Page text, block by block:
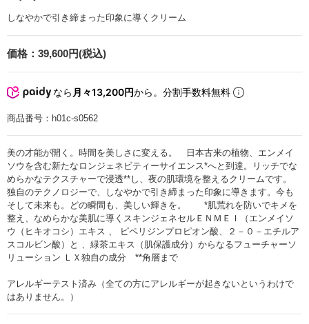
しなやかで引き締まった印象に導くクリーム
価格： 39,600円(税込)
なら 月々13,200円から。分割手数料無料
商品番号： h01c-s0562
美の才能が開く。時間を美しさに変える。 日本古来の植物、エンメイ
ソウを含む新たなロンジェネビティーサイエンス*へと到達。リッチでな
めらかなテクスチャーで浸透**し、夜の肌環境を整えるクリームです。
独自のテクノロジーで、しなやかで引き締まった印象に導きます。今も
そして未来も。どの瞬間も、美しい輝きを。 *肌荒れを防いでキメを
整え、なめらかな美肌に導くスキンジェネセルＥＮＭＥＩ（エンメイソ
ウ（ヒキオコシ）エキス 、 ピペリジンプロピオン酸、２－０－エチルア
スコルビン酸）と 、緑茶エキス（肌保護成分）からなるフューチャーソ
リューション ＬＸ独自の成分 **角層まで
アレルギーテスト済み（全ての方にアレルギーが起きないというわけで
はありません。）